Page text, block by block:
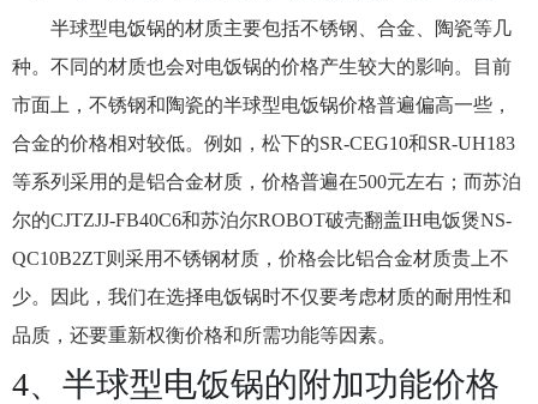
半球型电饭锅的材质主要包括不锈钢、合金、陶瓷等几
种。不同的材质也会对电饭锅的价格产生较大的影响。目前
市面上，不锈钢和陶瓷的半球型电饭锅价格普遍偏高一些，
合金的价格相对较低。例如，松下的SR-CEG10和SR-UH183
等系列采用的是铝合金材质，价格普遍在500元左右；而苏泊
尔的CJTZJJ-FB40C6和苏泊尔ROBOT破壳翻盖IH电饭煲NS-
QC10B2ZT则采用不锈钢材质，价格会比铝合金材质贵上不
少。因此，我们在选择电饭锅时不仅要考虑材质的耐用性和
品质，还要重新权衡价格和所需功能等因素。
4、半球型电饭锅的附加功能价格